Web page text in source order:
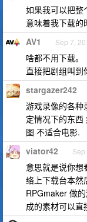
如果我可以把整
意味着我下载的
AV1 Sep 7,
啥都不用下载。
直接把剧组叫到
stargazer242
游戏录像的各种
定情况下的东
图 不适合电影.
viator42
意思就是说你想
络上下载台本然
RPGmaker 做
成的素材可以